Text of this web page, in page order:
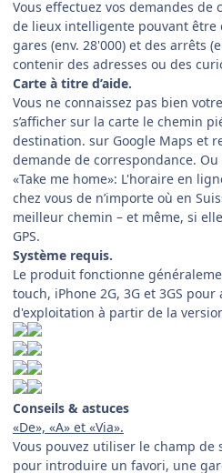
Vous effectuez vos demandes
de lieux intelligente pouvant être
gares (env. 28'000) et des arrêts
contenir des adresses ou des
Carte à titre d’aide.
Vous ne connaissez pas bien
s’afficher sur la carte le chemin
destination. sur Google Maps et
demande de correspondance.
«Take me home»: L'horaire en
chez vous de n’importe où en
meilleur chemin – et même, si
GPS.
Système requis.
Le produit fonctionne
touch, iPhone 2G, 3G et 3GS
d'exploitation à partir de la
Conseils & astuces
«De», «A» et «Via».
Vous pouvez utiliser le champ de
pour introduire un favori, une